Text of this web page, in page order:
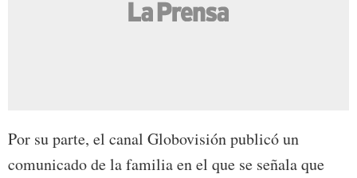
Por su parte, el canal Globovisión publicó un
comunicado de la familia en el que se señala que